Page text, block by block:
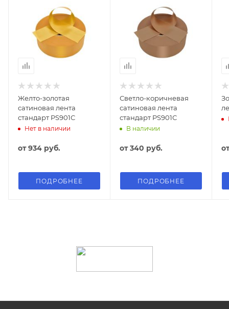
Желто-золотая
сатиновая лента
стандарт PS901С
Нет в наличии
от934 руб.
ПОДРОБНЕЕ
Светло-коричневая
сатиновая лента
стандарт PS901С
В наличии
от340 руб.
ПОДРОБНЕЕ